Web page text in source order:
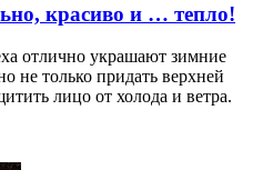
красиво и … тепло!
отлично украшают зимние
только придать верхней
лицо от холода и ветра.